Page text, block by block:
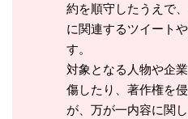
約を順守したうえで
に関連するツイート
す。
対象となる人物や企
傷したり、著作権を
が、万が一内容に関